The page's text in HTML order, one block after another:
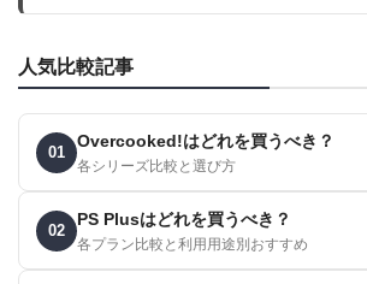
人気比較記事
01
Overcooked!はどれを買うべき？
各シリーズ比較と選び方
02
PS Plusはどれを買うべき？
各プラン比較と利用用途別おすすめ